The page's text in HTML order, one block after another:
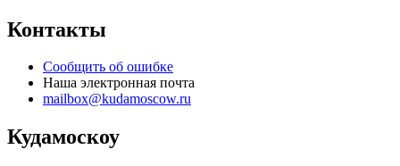
Контакты
Сообщить об ошибке
Наша электронная почта
mailbox@kudamoscow.ru
Кудамоскоу